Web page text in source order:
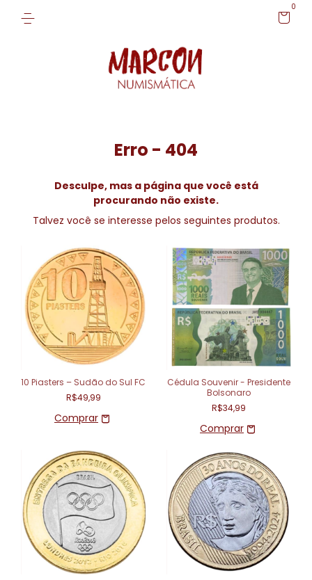
0
Erro - 404
Desculpe, mas a página que você está
procurando não existe.
Talvez você se interesse pelos seguintes produtos.
10 Piasters – Sudão do Sul FC
R$49,99
Cédula Souvenir - Presidente
Bolsonaro
R$34,99